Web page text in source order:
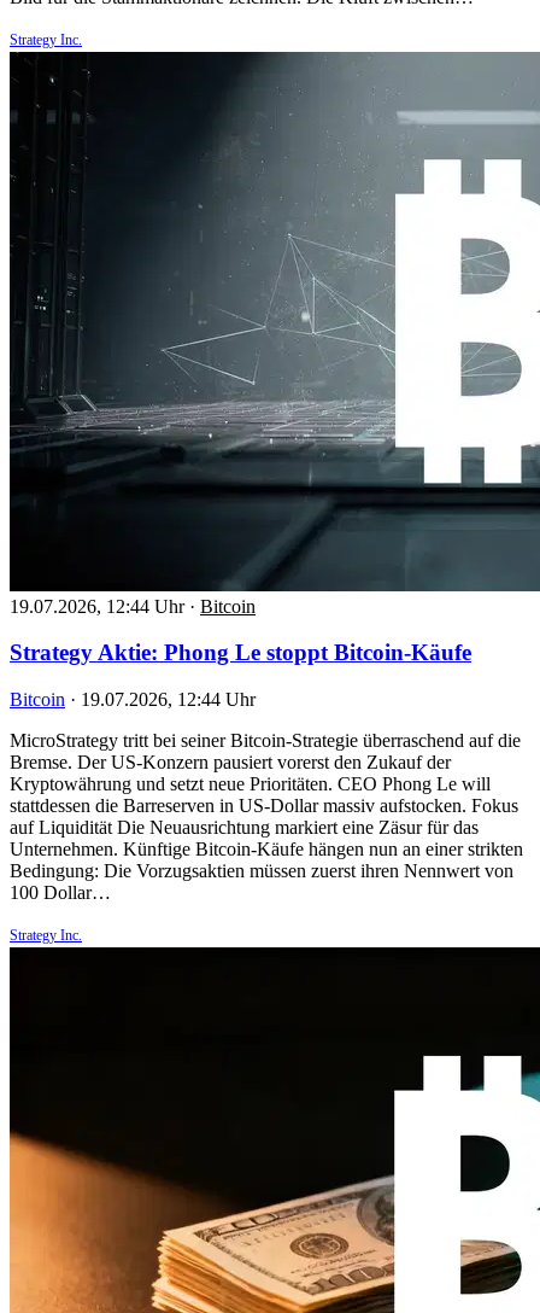
Strategy Inc.
19.07.2026, 12:44 Uhr · Bitcoin
Strategy Aktie: Phong Le stoppt Bitcoin-Käufe
Bitcoin · 19.07.2026, 12:44 Uhr
MicroStrategy tritt bei seiner Bitcoin-Strategie überraschend auf die
Bremse. Der US-Konzern pausiert vorerst den Zukauf der
Kryptowährung und setzt neue Prioritäten. CEO Phong Le will
stattdessen die Barreserven in US-Dollar massiv aufstocken. Fokus
auf Liquidität Die Neuausrichtung markiert eine Zäsur für das
Unternehmen. Künftige Bitcoin-Käufe hängen nun an einer strikten
Bedingung: Die Vorzugsaktien müssen zuerst ihren Nennwert von
100 Dollar…
Strategy Inc.